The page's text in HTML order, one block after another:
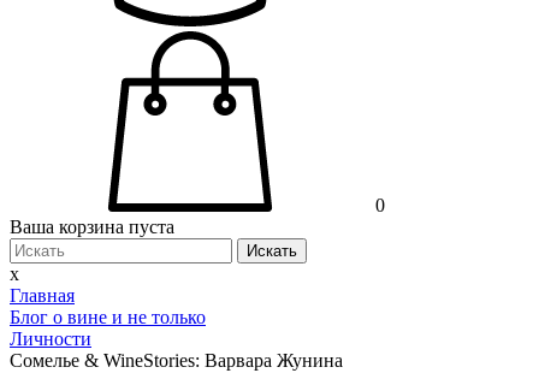
0
Ваша корзина пуста
Искать
x
Главная
Блог о вине и не только
Личности
Сомелье & WineStories: Варвара Жунина